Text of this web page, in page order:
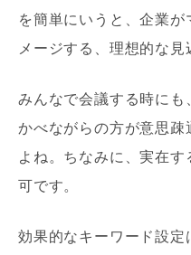
を簡単にいうと、企業
メージする、理想的な見
みんなで会議する時に
かべながらの方が意思
よね。ちなみに、実在
可です。
効果的なキーワード設